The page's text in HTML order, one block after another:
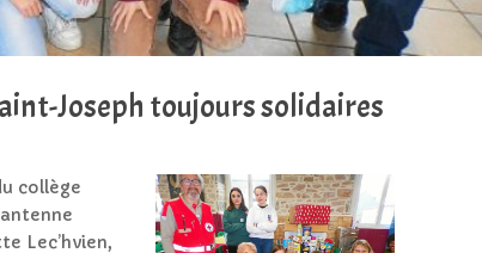
Joseph toujours solidaires
collège
Lec’hvien,